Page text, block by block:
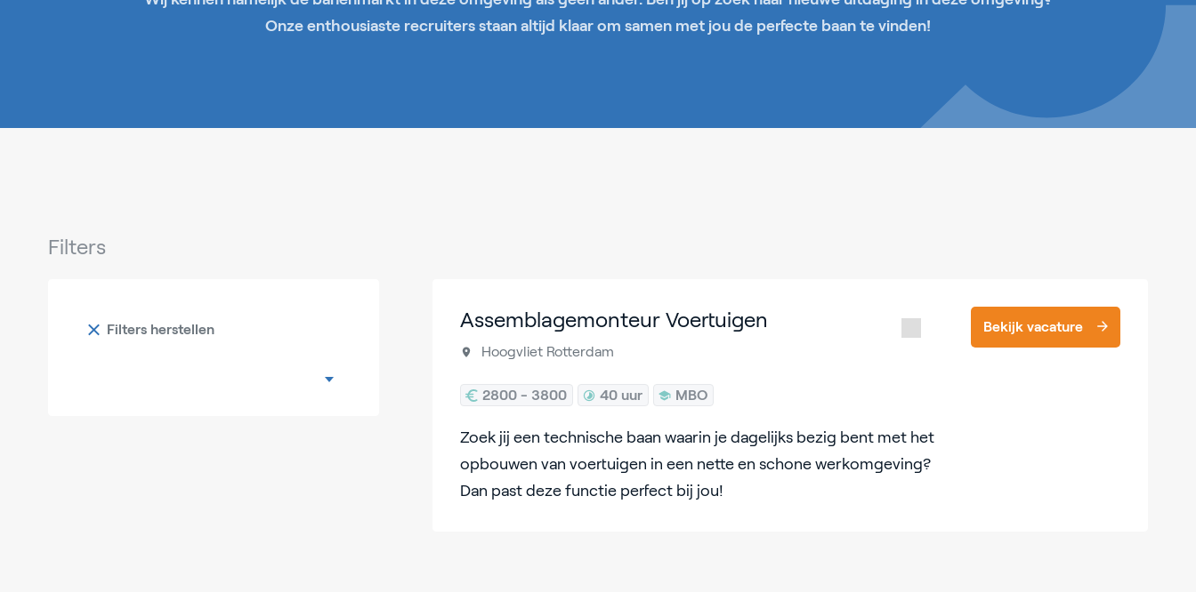
Onze enthousiaste recruiters staan altijd klaar om samen met jou de perfecte baan te vinden!
Filters
Filters herstellen Assemblagemonteur Voertuigen
Hoogvliet Rotterdam
2800 - 3800 40 uur MBO
Zoek jij een technische baan waarin je dagelijks bezig bent met het
opbouwen van voertuigen in een nette en schone werkomgeving?
Dan past deze functie perfect bij jou!
Bekijk vacature